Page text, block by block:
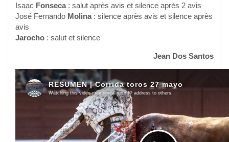
Isaac Fonseca : salut après avis et silence après 2 avis
José Fernando Molina : silence après avis et silence après
avis
Jarocho : salut et silence
Jean Dos Santos